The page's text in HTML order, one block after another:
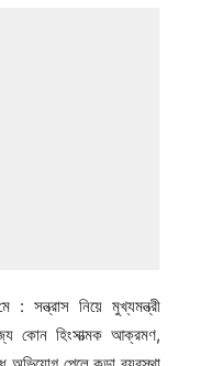
সন্ত্রাস নিয়ে মুখ্যমন্ত্রী
কোন হিংসাত্মক আক্রমণ,